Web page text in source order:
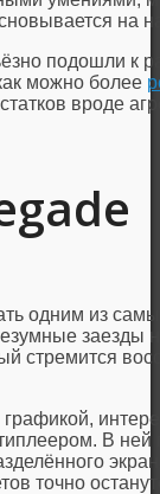
на
подошли к
можно более
вроде
одним из
заезды
стремится
В
точно